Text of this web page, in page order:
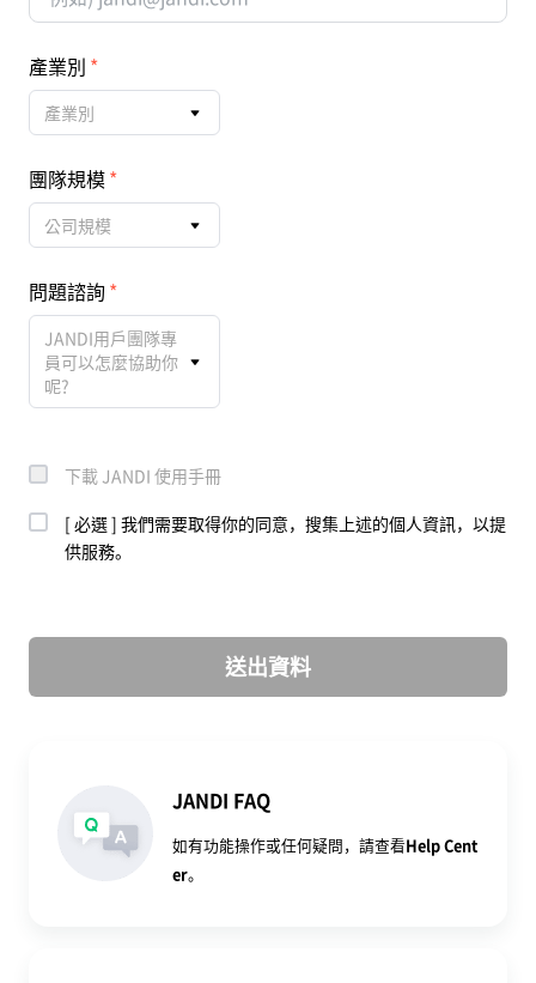
產業別
產業別
團隊規模
公司規模
問題諮詢
JANDI用戶團隊專
員可以怎麼協助你
呢?
下載 JANDI 使用手冊
[ 必選 ] 我們需要取得你的同意，搜集上述的個人資訊，以提
供服務。
送出資料
JANDI FAQ
如有功能操作或任何疑問，請查看Help Cent
er。